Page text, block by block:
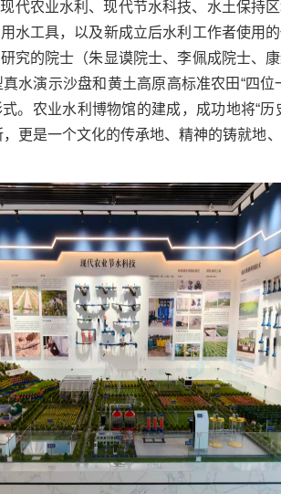
代农业水利、现代节水科技、水土保持
水工具，以及新成立后水利工作者使用
究的院士（朱显谟院士、李佩成院士、康
水演示沙盘和黄土高原高标准农田“四位
。农业水利博物馆的建成，成功地将“历
更是一个文化的传承地、精神的铸就地